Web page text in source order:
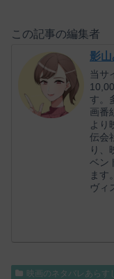
この記事の編集者
影山
当サ
す。
画番
より
伝会
り、
ベン
ます
ヴィ
映画のネタバレあらす